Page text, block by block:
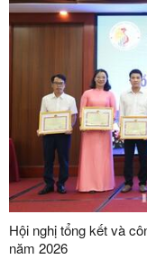
Hội nghị tổng kết và
năm 2026